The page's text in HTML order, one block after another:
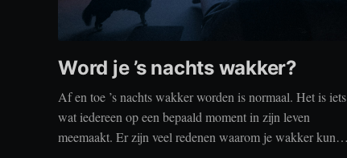
Word je ’s nachts wakker?
Af en toe ’s nachts wakker worden is normaal. Het is iets
wat iedereen op een bepaald moment in zijn leven
meemaakt. Er zijn veel redenen waarom je wakker kunt